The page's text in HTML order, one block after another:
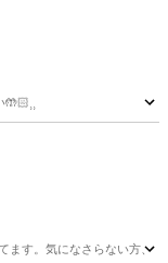
す。気になさらない方、直